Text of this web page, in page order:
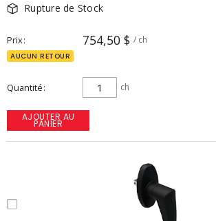
Rupture de Stock
Prix 754,50 $ / ch
AUCUN RETOUR
Quantité ch
AJOUTER AU
PANIER